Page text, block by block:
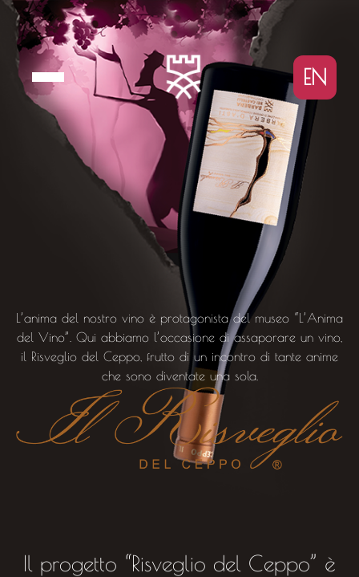
EN
L’anima del nostro vino è protagonista del museo “L’Anima
del Vino”. Qui abbiamo l’occasione di assaporare un vino,
il Risveglio del Ceppo, frutto di un incontro di tante anime
che sono diventate una sola.
Il progetto “Risveglio del Ceppo” è